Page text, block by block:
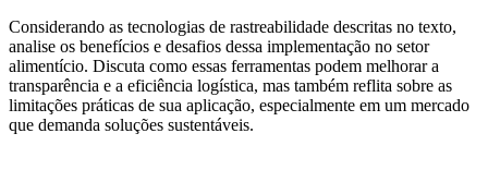
Considerando as tecnologias de rastreabilidade descritas no texto,
analise os benefícios e desafios dessa implementação no setor
alimentício. Discuta como essas ferramentas podem melhorar a
transparência e a eficiência logística, mas também reflita sobre as
limitações práticas de sua aplicação, especialmente em um mercado
que demanda soluções sustentáveis.